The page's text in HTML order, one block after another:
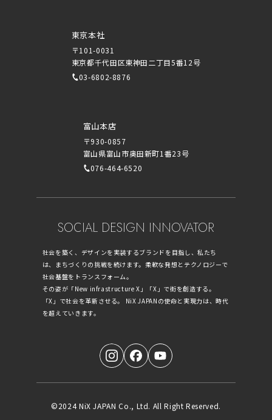
東京本社
〒101-0031
東京都千代田区東神田二丁目5番12号
03-6802-8876
富山本店
〒930-0857
富山県富山市奥田新町1番23号
076-464-6520
SOCIAL DESIGN INNOVATOR
社会を築く、デザインを実装するブランドを目指し、私たち
は、まちづくりの挑戦を続けます。柔軟な発想とテクノロジーで
社会基盤をトランスフォーム。
その姿が「New infrastructure X」「X」で街を創造する。
「X」で社会を革新させる。 NiX JAPANの使命と実現力は、時代
を超えていきます。
©2024 NiX JAPAN Co., Ltd. All Right Reserved.